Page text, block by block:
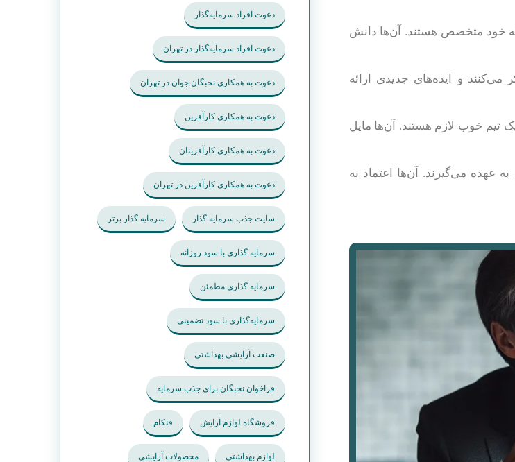
خود متخصص هستند. آن‌ها دانش
و ایده‌های جدیدی ارائه
تیم خوب لازم هستند. آن‌ها مایل
عهده می‌گیرند. آن‌ها اعتماد به
دعوت افراد سرمایه‌گذار
دعوت افراد سرمایه‌گذار در تهران
دعوت به همکاری نخبگان جوان در تهران
دعوت به همکاری کارآفرین
دعوت به همکاری کارآفرینان
دعوت به همکاری کارآفرین در تهران
سایت جذب سرمایه گذار سرمایه گذار برتر
سرمایه گذاری با سود روزانه
سرمایه گذاری مطمئن
سرمایه‌گذاری با سود تضمینی
صنعت آرایشی بهداشتی
فراخوان نخبگان برای جذب سرمایه
فروشگاه لوازم آرایش فنکام
لوازم بهداشتی محصولات آرایشی